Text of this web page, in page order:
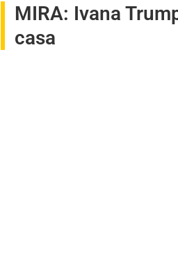
MIRA: Ivana
casa